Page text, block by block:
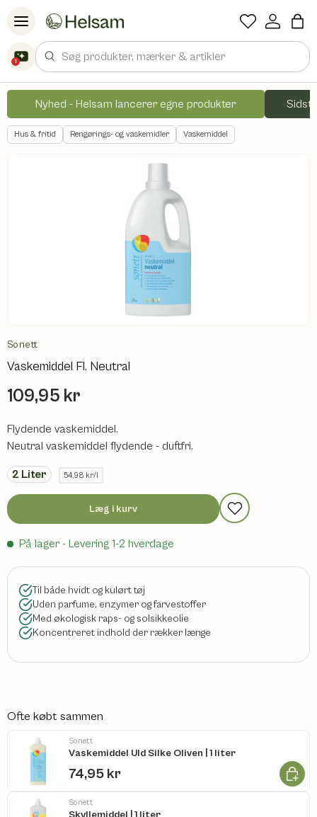
Spring til indhold
1
Søg
Nyhed - Helsam lancerer egne produkter
Hus & fritid Rengørings- og vaskemidler Vaskemiddel
Sonett
Vaskemiddel Fl. Neutral
109,95 kr
Flydende vaskemiddel.
Neutral vaskemiddel flydende - duftfri.
2 Liter 54,98 kr/l
Læg i kurv
På lager - Levering 1-2 hverdage
Til både hvidt og kulørt tøj
Uden parfume, enzymer og farvestoffer
Med økologisk raps- og solsikkeolie
Koncentreret indhold der rækker længe
Ofte købt sammen
Sonett
Vaskemiddel Uld Silke Oliven | 1 liter
74,95 kr Læg i
Sonett
Skyllemiddel | 1 liter